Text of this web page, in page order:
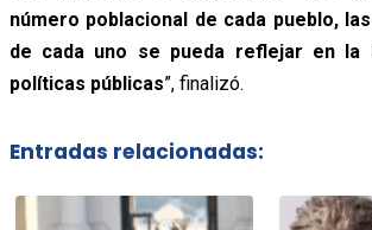
número poblacional de cada pueblo,
de cada uno se pueda reflejar en la
políticas públicas”, finalizó.
Entradas relacionadas: